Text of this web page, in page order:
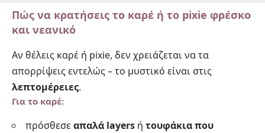
Πώς να κρατήσεις το καρέ ή το pixie φρέσκο
και νεανικό
Αν θέλεις καρέ ή pixie, δεν χρειάζεται να τα
απορρίψεις εντελώς – το μυστικό είναι στις
λεπτομέρειες.
Για το καρέ:
πρόσθεσεαπαλά layers ή τουφάκια που